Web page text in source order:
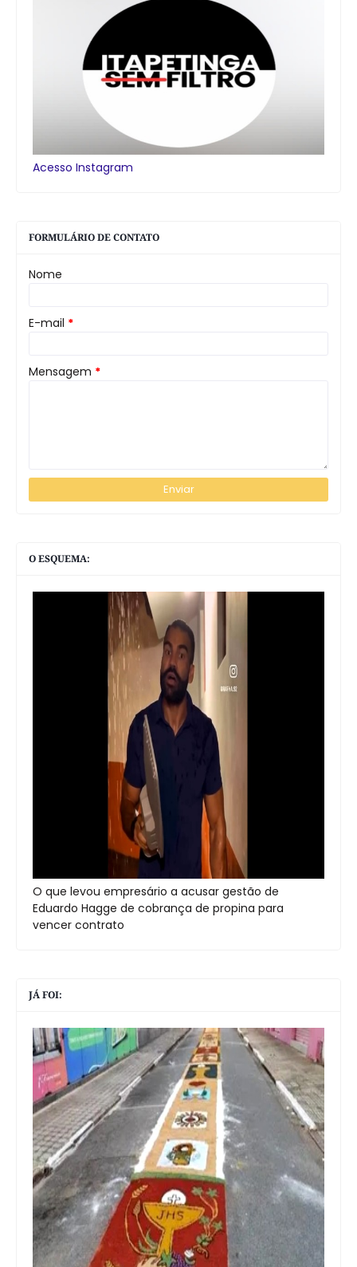
Acesso Instagram
FORMULÁRIO DE CONTATO
Nome
E-mail *
Mensagem *
O ESQUEMA:
O que levou empresário a acusar gestão de
Eduardo Hagge de cobrança de propina para
vencer contrato
JÁ FOI: